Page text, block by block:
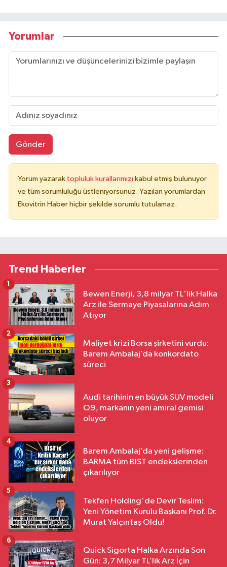
Yorumlar
Gönder
Yorum yazarak topluluk kurallarımızı kabul etmiş bulunuyor
ve tüm sorumluluğu üstleniyorsunuz. Yazılan yorumlardan
Ekovitrin Haber hiçbir şekilde sorumlu tutulamaz.
Trend Haberler
Bewen Enerji, 3,8 milyar TL'lik Halka
Arz ile Sermaye Piyasalarına Adım
Atıyor
1
Maliyet krizi Borsa şirketini vurdu:
Barem Ambalaj’da konkordato
süreci
2
Audi tarihinin en büyük SUV modeli
Q9, markanın yeni amiral gemisi
oluyor
3
Barem Ambalaj’da yeni gelişme:
BARMA tüm BIST endekslerinden
çıkarılıyor
4
Tekfen Holding'de Devir Teslim:
Yeni Yönetim Kurulu Başkanı Prof. Dr.
Murat Yalçıntaş Oldu!
5
Quick Sigorta Halka Arzında Son
Gün: 3,7 Milyar TL’lik Arz İçin
6